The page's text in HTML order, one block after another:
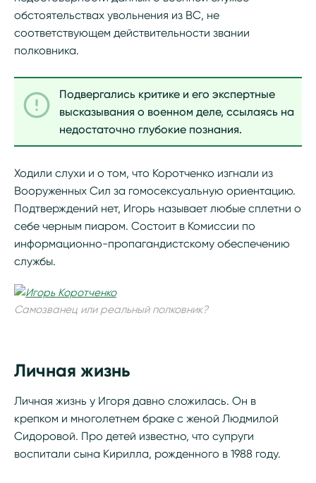
обстоятельствах увольнения из ВС, не
соответствующем действительности звании
полковника.
Подвергались критике и его экспертные
высказывания о военном деле, ссылаясь на
недостаточно глубокие познания.
Ходили слухи и о том, что Коротченко изгнали из
Вооруженных Сил за гомосексуальную ориентацию.
Подтверждений нет, Игорь называет любые сплетни о
себе черным пиаром. Состоит в Комиссии по
информационно-пропагандистскому обеспечению
службы.
Самозванец или реальный полковник?
Личная жизнь
Личная жизнь у Игоря давно сложилась. Он в
крепком и многолетнем браке с женой Людмилой
Сидоровой. Про детей известно, что супруги
воспитали сына Кирилла, рожденного в 1988 году.